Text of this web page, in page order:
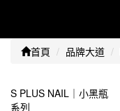
首頁 品牌大道
S PLUS NAIL｜小黑瓶
系列